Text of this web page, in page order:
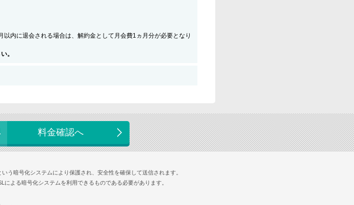
内に退会される場合は、解約金として月会費1ヵ月分が必要となり
。
料金確認へ
う暗号化システムにより保護され、安全性を確保して送信されます。
による暗号化システムを利用できるものである必要があります。